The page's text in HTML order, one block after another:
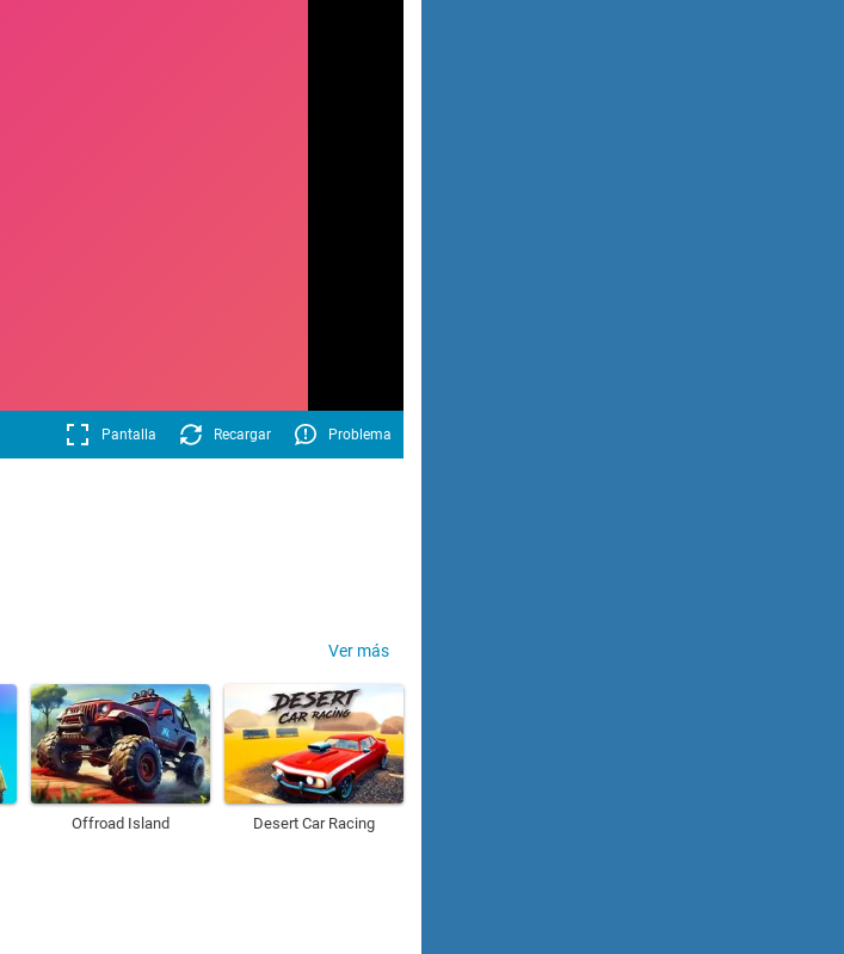
Pantalla Recargar Problema
Ver más
Offroad Island Desert Car Racing